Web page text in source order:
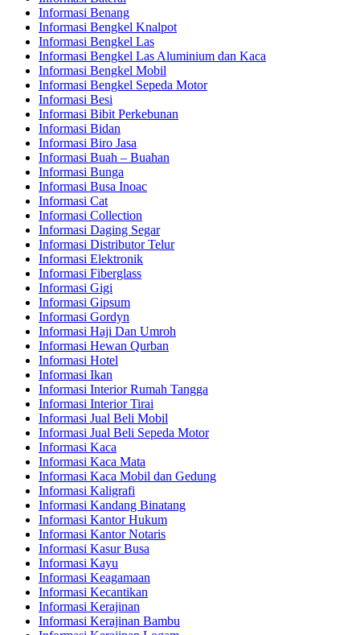
Informasi Benang
Informasi Bengkel Knalpot
Informasi Bengkel Las
Informasi Bengkel Las Aluminium dan Kaca
Informasi Bengkel Mobil
Informasi Bengkel Sepeda Motor
Informasi Besi
Informasi Bibit Perkebunan
Informasi Bidan
Informasi Biro Jasa
Informasi Buah – Buahan
Informasi Bunga
Informasi Busa Inoac
Informasi Cat
Informasi Collection
Informasi Daging Segar
Informasi Distributor Telur
Informasi Elektronik
Informasi Fiberglass
Informasi Gigi
Informasi Gipsum
Informasi Gordyn
Informasi Haji Dan Umroh
Informasi Hewan Qurban
Informasi Hotel
Informasi Ikan
Informasi Interior Rumah Tangga
Informasi Interior Tirai
Informasi Jual Beli Mobil
Informasi Jual Beli Sepeda Motor
Informasi Kaca
Informasi Kaca Mata
Informasi Kaca Mobil dan Gedung
Informasi Kaligrafi
Informasi Kandang Binatang
Informasi Kantor Hukum
Informasi Kantor Notaris
Informasi Kasur Busa
Informasi Kayu
Informasi Keagamaan
Informasi Kecantikan
Informasi Kerajinan
Informasi Kerajinan Bambu